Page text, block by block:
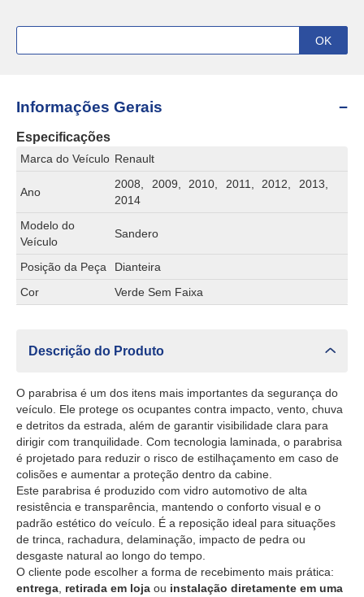
Informações Gerais
Especificações
Marca do Veículo Renault
Ano
2008, 2009, 2010, 2011, 2012, 2013,
2014
Modelo do
Veículo
Sandero
Posição da Peça
Dianteira
Cor
Verde Sem Faixa
Descrição do Produto
O parabrisa é um dos itens mais importantes da segurança do
veículo. Ele protege os ocupantes contra impacto, vento, chuva
e detritos da estrada, além de garantir visibilidade clara para
dirigir com tranquilidade. Com tecnologia laminada, o parabrisa
é projetado para reduzir o risco de estilhaçamento em caso de
colisões e aumentar a proteção dentro da cabine.
Este parabrisa é produzido com vidro automotivo de alta
resistência e transparência, mantendo o conforto visual e o
padrão estético do veículo. É a reposição ideal para situações
de trinca, rachadura, delaminação, impacto de pedra ou
desgaste natural ao longo do tempo.
O cliente pode escolher a forma de recebimento mais prática:
entrega retirada em loja ou instalação diretamente em uma